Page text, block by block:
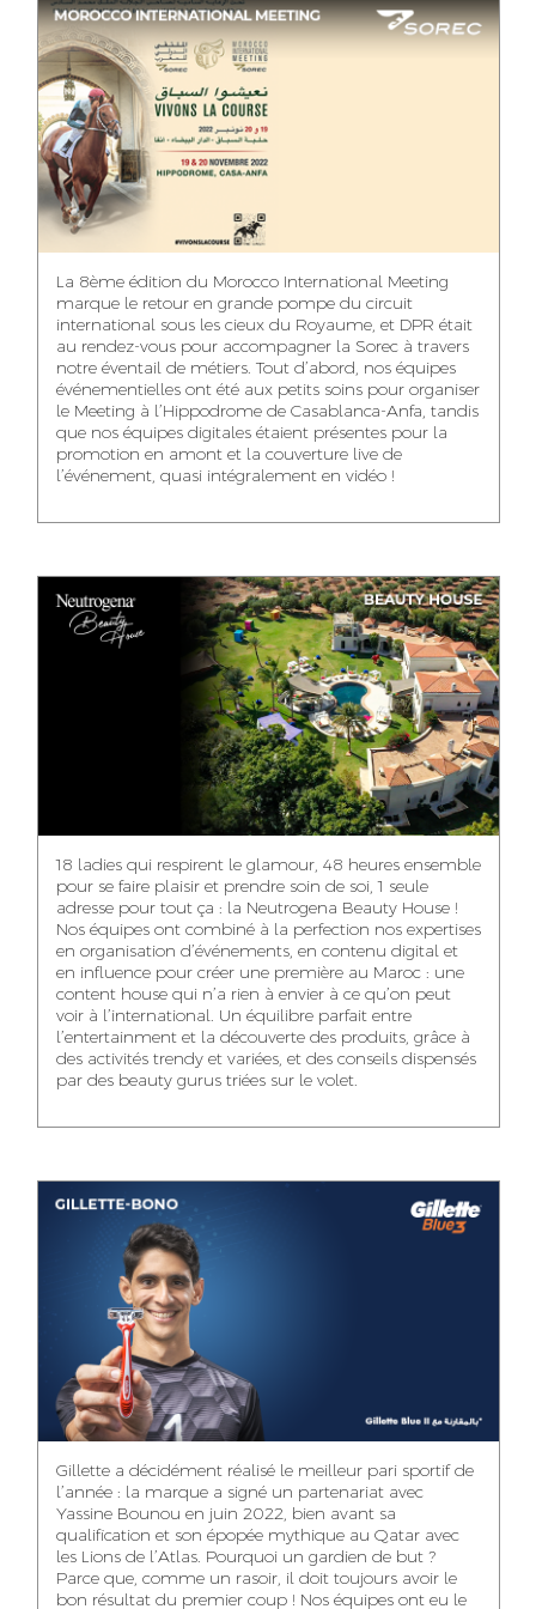
ASMAA MAZZI
ACCOUNT
DIRECTOR
TAHA EL BEIDORI
ART DIRECTOR
FINANCIAL
MANAGER
ACCOUNT
MANAGER
BOUDAR
ART DIRECTOR
FATIMA ZAHRA
DEBBAGH
ACCOUNT
MOHAMED
HARRATIA
DIGITAL MANAGER
NABILA SAMOUN
MEDIA ANALYST
GHITA EL ARABI
EZZAKI SALMA
ACCOUNT
MANAGER
ANASS ELRHAZI
EDITORIAL
MANAGER AND
CONTENT
YAHYA LOULIDI
MEDIA RELATIONS
MANAGER
NIAMA EL YOSSRI
DIGITAL MANAGER
WA-IL ZRYOUIL
PUBLIC RELATIONS
CONSULTANT
NOUREDDINE
SAMADI
ART DIRECTOR
MOHAMED
LEHMOUM
ART DIRECTOR
MEHDI ZERRAD
MANAGER
CHAIMAA
DIGITAL MANAGER
IDMOUSSA SAFAA
PUBLIC RELATIONS
CONSULTANT
NOUHAILA DIKER
IMANE LACHGUER
EXECUTIVE
DOUNIA SADOUK
ACCOUNTANT
OUSSAMA
BENHAMOU
GRAPHIC
DESIGNER
La 8ème édition du Morocco International Meeting
marque le retour en grande pompe du circuit
international sous les cieux du Royaume, et DPR était
au rendez-vous pour accompagner la Sorec à travers
notre éventail de métiers. Tout d’abord, nos équipes
événementielles ont été aux petits soins pour organiser
le Meeting à l’Hippodrome de Casablanca-Anfa, tandis
que nos équipes digitales étaient présentes pour la
promotion en amont et la couverture live de
l’événement, quasi intégralement en vidéo !
18 ladies qui respirent le glamour, 48 heures ensemble
pour se faire plaisir et prendre soin de soi, 1 seule
adresse pour tout ça : la Neutrogena Beauty House !
Nos équipes ont combiné à la perfection nos expertises
en organisation d’événements, en contenu digital et
en influence pour créer une première au Maroc : une
content house qui n’a rien à envier à ce qu’on peut
voir à l’international. Un équilibre parfait entre
l’entertainment et la découverte des produits, grâce à
des activités trendy et variées, et des conseils dispensés
par des beauty gurus triées sur le volet.
Gillette a décidément réalisé le meilleur pari sportif de
l’année : la marque a signé un partenariat avec
Yassine Bounou en juin 2022, bien avant sa
qualification et son épopée mythique au Qatar avec
les Lions de l’Atlas. Pourquoi un gardien de but ?
Parce que, comme un rasoir, il doit toujours avoir le
bon résultat du premier coup ! Nos équipes ont eu le